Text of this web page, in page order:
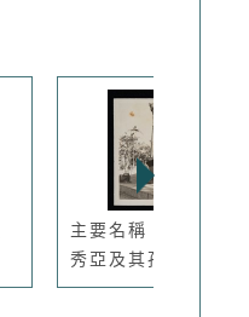
主要名稱：琦君與張
秀亞及其孩...